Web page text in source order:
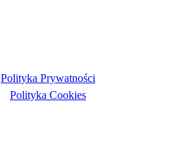
Polityka Prywatności
Polityka Cookies